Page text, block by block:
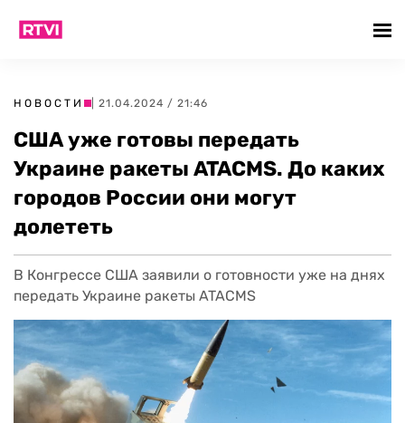
НОВОСТИ | 21.04.2024 / 21:46
США уже готовы передать
Украине ракеты ATACMS. До каких
городов России они могут
долететь
В Конгрессе США заявили о готовности уже на днях
передать Украине ракеты ATACMS